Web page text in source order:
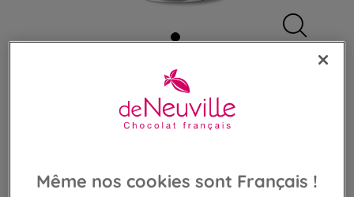
Tube de lentilles au chocolat noir
Mini dragées colorées au chocolat noir 70%
Même nos cookies sont Français !